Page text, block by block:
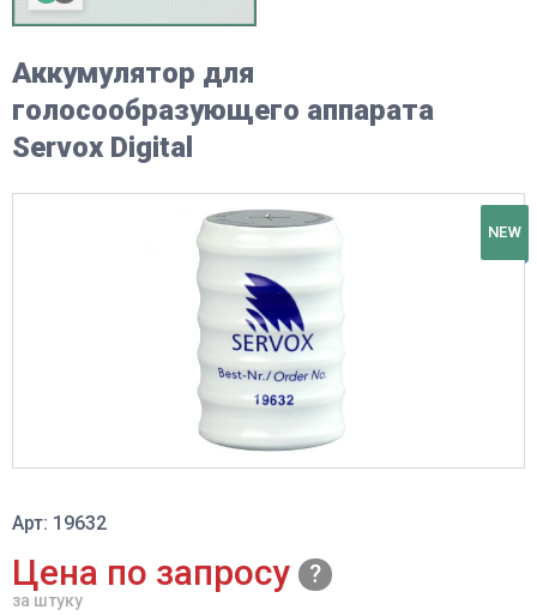
Аккумулятор для
голосообразующего аппарата
Servox Digital
NEW
Арт: 19632
Цена по запросу
за штуку